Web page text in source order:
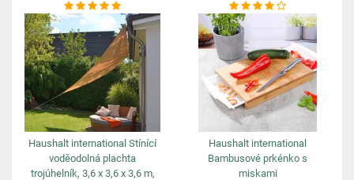
Haushalt international Stínící
voděodolná plachta
trojúhelník, 3,6 x 3,6 x 3,6 m,
Haushalt international
Bambusové prkénko s
miskami